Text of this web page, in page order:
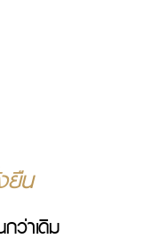
ยืน
ว่าเดิม